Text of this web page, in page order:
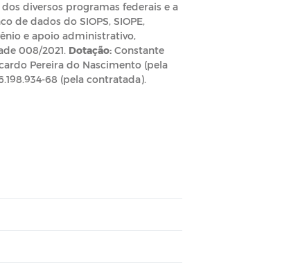
diversos programas federais e a
de dados do SIOPS, SIOPE,
e apoio administrativo,
008/2021. Dotação:Constante
Pereira do Nascimento (pela
68 (pela contratada).